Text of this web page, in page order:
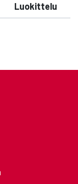
Luokittelu